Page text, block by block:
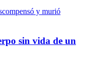
sin vida de un